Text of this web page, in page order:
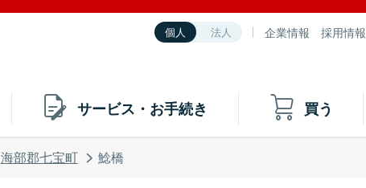
個人 法人 企業情報 採用情報
サービス・お手続き 買う
海部郡七宝町 鯰橋